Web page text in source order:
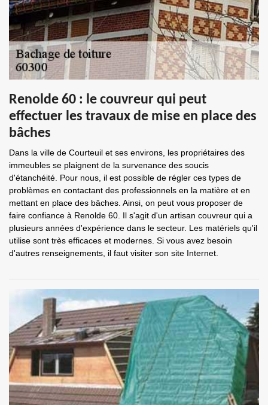
Renolde 60 : le couvreur qui peut
effectuer les travaux de mise en place des
bâches
Dans la ville de Courteuil et ses environs, les propriétaires des
immeubles se plaignent de la survenance des soucis
d'étanchéité. Pour nous, il est possible de régler ces types de
problèmes en contactant des professionnels en la matière et en
mettant en place des bâches. Ainsi, on peut vous proposer de
faire confiance à Renolde 60. Il s'agit d'un artisan couvreur qui a
plusieurs années d'expérience dans le secteur. Les matériels qu'il
utilise sont très efficaces et modernes. Si vous avez besoin
d'autres renseignements, il faut visiter son site Internet.